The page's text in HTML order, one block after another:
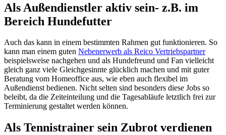
Als Außendienstler aktiv sein- z.B. im
Bereich Hundefutter
Auch das kann in einem bestimmten Rahmen gut funktionieren. So
kann man einem guten Nebenerwerb als Reico Vertriebspartner
beispielsweise nachgehen und als Hundefreund und Fan vielleicht
gleich ganz viele Gleichgesinnte glücklich machen und mit guter
Beratung vom Homeoffice aus, wie eben auch flexibel im
Außendienst bedienen. Nicht selten sind besonders diese Jobs so
beleibt, da die Zeiteinteilung und die Tagesabläufe letztlich frei zur
Terminierung gestaltet werden können.
Als Tennistrainer sein Zubrot verdienen